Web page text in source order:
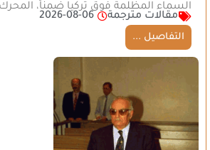
السماء المظلمة فوق تركيا ضمناً،
مقالات مترجمة
2026-08-06
التفاصيل ...